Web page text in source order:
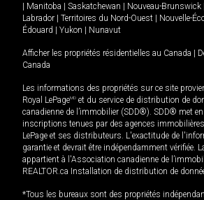
Manitoba Saskatchewan Nouveau-Brunswick
Labrador
Territoires du Nord-Ouest Nouvelle-
Édouard
Yukon Nunavut
Afficher les propriétés résidentielles au Canada
Canada
Les informations des propriétés sur ce site
Royal LePageMD et du service de distribution de
canadienne de l’immobilier (SDD®). SDD® met en
inscriptions tenues par des agences immobilières
LePage et ses distributeurs. L'exactitude de
garantie et devrait être indépendamment vérifiée.
appartient à l'Association canadienne de
REALTOR.ca Installation de distribution de
*Tous les bureaux sont des propriétés